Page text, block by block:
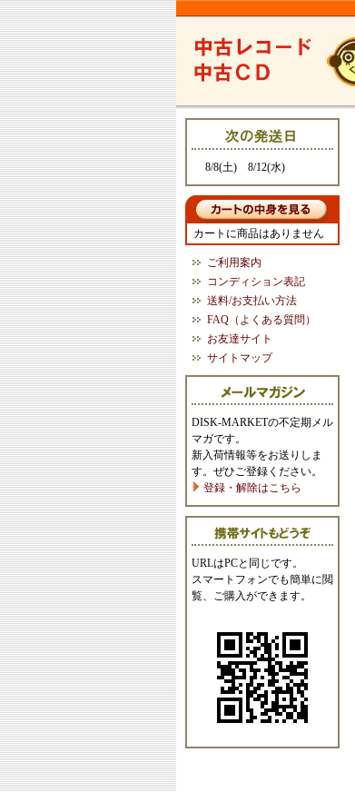
8/8(土) 8/12(水)
カートに商品はありません
ご利用案内
コンディション表記
送料/お支払い方法
FAQ（よくある質問）
お友達サイト
サイトマップ
DISK-MARKETの不定期メル
マガです。
新入荷情報等をお送りしま
す。ぜひご登録ください。
登録・解除はこちら
URLはPCと同じです。
スマートフォンでも簡単に閲
覧、ご購入ができます。